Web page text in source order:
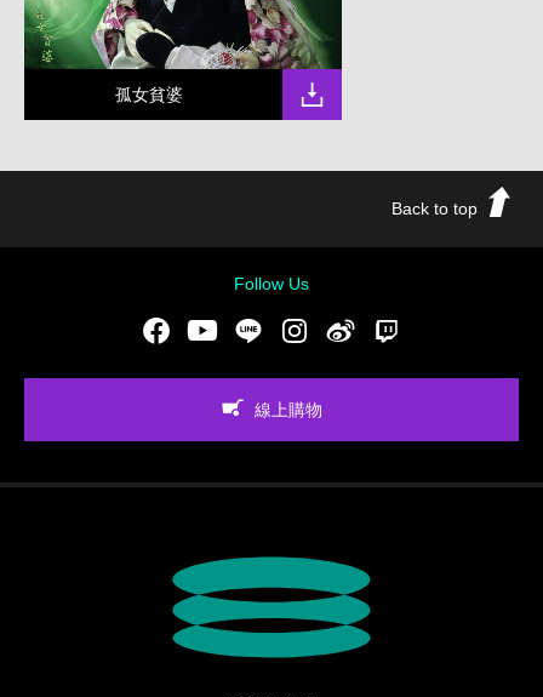
孤女貧婆
Back to top
Follow Us
FacebookYoutubeLINE Instgram新浪微博
線上購物